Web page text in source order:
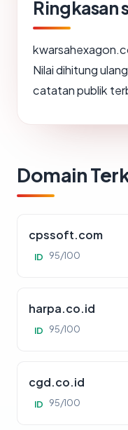
Ringkasan
Nilai dihitung
catatan publik
Domain
cpssoft.com
ID 95/100
harpa.co.id
ID 95/100
cgd.co.id
ID 95/100